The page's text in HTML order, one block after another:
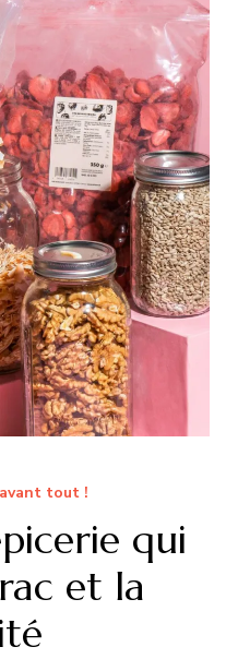
tout !
qui
et la